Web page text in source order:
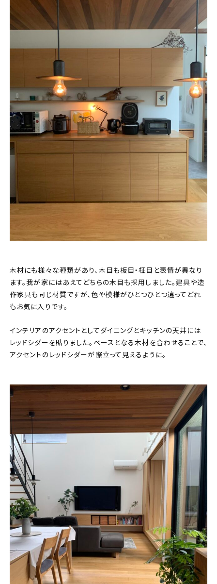
木材にも様々な種類があり、木目も板目・柾目と表情が異なり
ます。我が家にはあえてどちらの木目も採用しました。建具や造
作家具も同じ材質ですが、色や模様がひとつひとつ違ってどれ
もお気に入りです。
インテリアのアクセントとしてダイニングとキッチンの天井には
レッドシダーを貼りました。ベースとなる木材を合わせることで、
アクセントのレッドシダーが際立って見えるように。